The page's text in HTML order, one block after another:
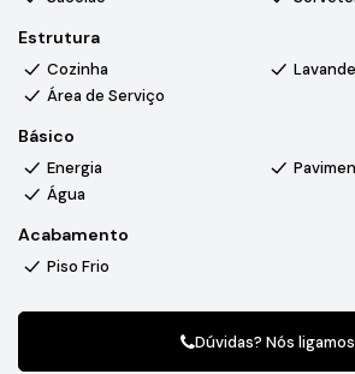
Estrutura
Cozinha
Área de Serviço
Básico
Energia
Água
Acabamento
Piso Frio
Dúvidas? Nós